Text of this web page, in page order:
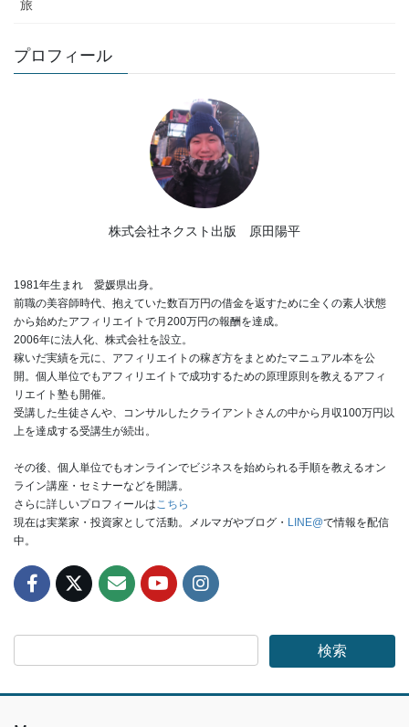
旅
プロフィール
株式会社ネクスト出版 原田陽平
1981年生まれ 愛媛県出身。
前職の美容師時代、抱えていた数百万円の借金を返すために全くの素人状態
から始めたアフィリエイトで月200万円の報酬を達成。
2006年に法人化、株式会社を設立。
稼いだ実績を元に、アフィリエイトの稼ぎ方をまとめたマニュアル本を公
開。個人単位でもアフィリエイトで成功するための原理原則を教えるアフィ
リエイト塾も開催。
受講した生徒さんや、コンサルしたクライアントさんの中から月収100万円以
上を達成する受講生が続出。
その後、個人単位でもオンラインでビジネスを始められる手順を教えるオン
ライン講座・セミナーなどを開講。
さらに詳しいプロフィールはこちら
現在は実業家・投資家として活動。メルマガやブログ・ LINE@で情報を配信
中。